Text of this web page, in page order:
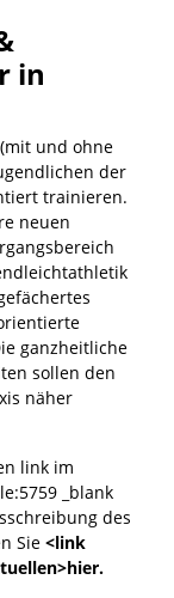
in
und ohne
der
trainieren.
neuen
ganzheitliche
sollen den
näher
link im
_blank
des
Sie <link